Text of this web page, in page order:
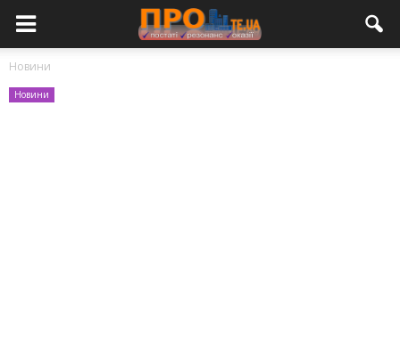
Новини
Новини